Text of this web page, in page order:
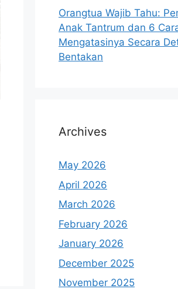
Orangtua Wajib Tahu:
Anak Tantrum dan 6
Mengatasinya Secara
Bentakan
Archives
May 2026
April 2026
March 2026
February 2026
January 2026
December 2025
November 2025